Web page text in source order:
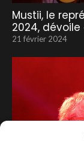
Mustii, le
2024, dévoile
21 février 2024